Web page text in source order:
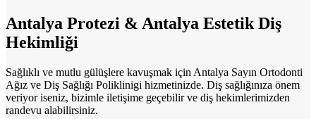
Antalya Protezi & Antalya Estetik Diş
Hekimliği
Sağlıklı ve mutlu gülüşlere kavuşmak için Antalya Sayın Ortodonti
Ağız ve Diş Sağlığı Poliklinigi hizmetinizde. Diş sağlığınıza önem
veriyor iseniz, bizimle iletişime geçebilir ve diş hekimlerimizden
randevu alabilirsiniz.